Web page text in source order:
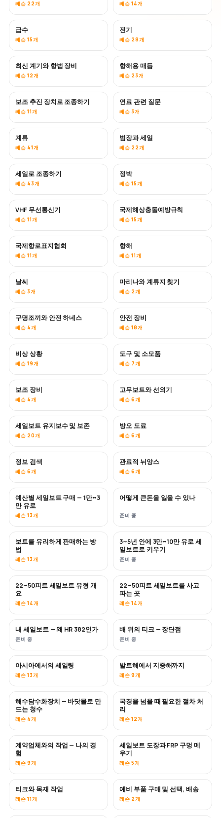
레슨 22개 레슨 14개
급수
레슨 15개
전기
레슨 28개
최신 계기와 항법 장비
레슨 12개
항해용 매듭
레슨 23개
보조 추진 장치로 조종하기
레슨 11개
연료 관련 질문
레슨 3개
계류
레슨 41개
범장과 세일
레슨 22개
세일로 조종하기
레슨 43개
정박
레슨 15개
VHF 무선통신기
레슨 11개
국제해상충돌예방규칙
레슨 15개
국제항로표지협회
레슨 11개
항해
레슨 11개
날씨
레슨 3개
마리나와 계류지 찾기
레슨 2개
구명조끼와 안전 하네스
레슨 4개
안전 장비
레슨 18개
비상 상황
레슨 19개
도구 및 소모품
레슨 7개
보조 장비
레슨 4개
고무보트와 선외기
레슨 6개
세일보트 유지보수 및 보존
레슨 20개
곧 공개
방오 도료
레슨 6개
정보 검색
레슨 6개
관료적 뉘앙스
레슨 6개
곧 공개
예산별 세일보트 구매 — 1만~3
만 유로
레슨 13개
곧 공개
어떻게 큰돈을 잃을 수 있나
준비 중
신규
보트를 유리하게 판매하는 방
법
레슨 13개
신규
3~5년 안에 3만~10만 유로 세
일보트로 키우기
준비 중
곧 공개
22~50피트 세일보트 유형 개
요
레슨 14개
곧 공개
22~50피트 세일보트를 사고
파는 곳
레슨 14개
곧 공개
내 세일보트 — 왜 HR 382인가
준비 중
곧 공개
배 위의 티크 — 장단점
준비 중
곧 공개
아시아에서의 세일링
레슨 13개
곧 공개
발트해에서 지중해까지
레슨 9개
곧 공개
해수담수화장치 — 바닷물로 만
드는 청수
레슨 4개
국경을 넘을 때 필요한 절차 처
리
레슨 12개
곧 공개
계약업체와의 작업 — 나의 경
험
레슨 9개
곧 공개
세일보트 도장과 FRP 구멍 메
우기
레슨 5개
티크와 목재 작업
레슨 11개
곧 공개
예비 부품 구매 및 선택, 배송
레슨 2개